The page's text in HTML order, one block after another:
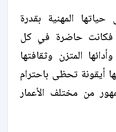
المهنية بقدرة
فكانت حاضرة في كل
المتزن وثقافتها
أيقونة تحظى باحترام
من مختلف الأعمار